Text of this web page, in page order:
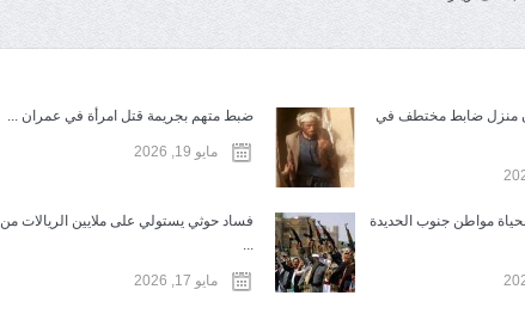
منزل ضابط مختطف في
ضبط متهم بجريمة قتل امرأة في عمران ...
مايو 19, 2026
مواطن جنوب الحديدة
فساد حوثي يستولي على ملايين الريالات من
...
مايو 17, 2026